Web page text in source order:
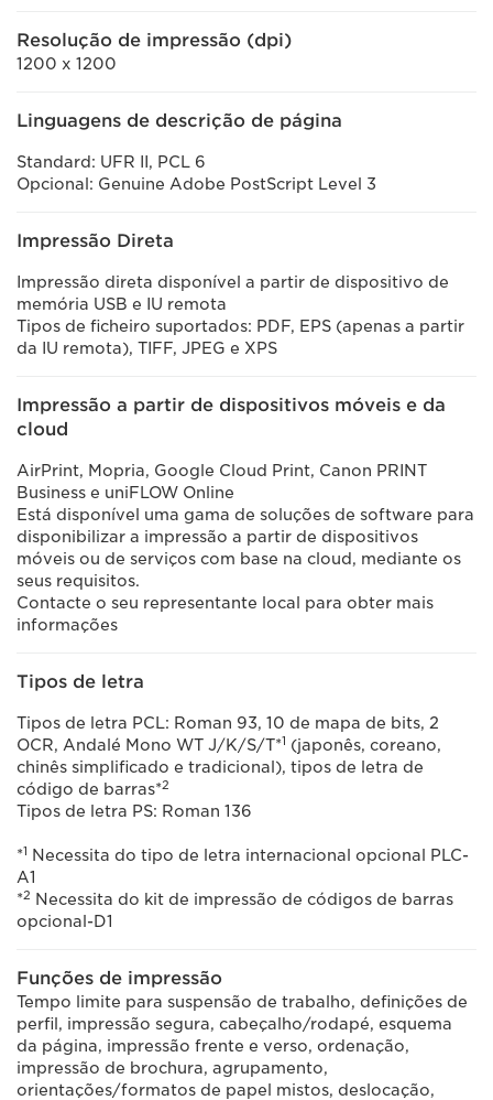
Resolução de impressão (dpi)
1200 x 1200
Linguagens de descrição de página
Standard: UFR II, PCL 6
Opcional: Genuine Adobe PostScript Level 3
Impressão Direta
Impressão direta disponível a partir de dispositivo de
memória USB e IU remota
Tipos de ficheiro suportados: PDF, EPS (apenas a partir
da IU remota), TIFF, JPEG e XPS
Impressão a partir de dispositivos móveis e da
cloud
AirPrint, Mopria, Google Cloud Print, Canon PRINT
Business e uniFLOW Online
Está disponível uma gama de soluções de software para
disponibilizar a impressão a partir de dispositivos
móveis ou de serviços com base na cloud, mediante os
seus requisitos.
Contacte o seu representante local para obter mais
informações
Tipos de letra
Tipos de letra PCL: Roman 93, 10 de mapa de bits, 2
OCR, Andalé Mono WT J/K/S/T*1 (japonês, coreano,
chinês simplificado e tradicional), tipos de letra de
código de barras*2
Tipos de letra PS: Roman 136
*1 Necessita do tipo de letra internacional opcional PLC-
A1
*2 Necessita do kit de impressão de códigos de barras
opcional-D1
Funções de impressão
Tempo limite para suspensão de trabalho, definições de
perfil, impressão segura, cabeçalho/rodapé, esquema
da página, impressão frente e verso, ordenação,
impressão de brochura, agrupamento,
orientações/formatos de papel mistos, deslocação,